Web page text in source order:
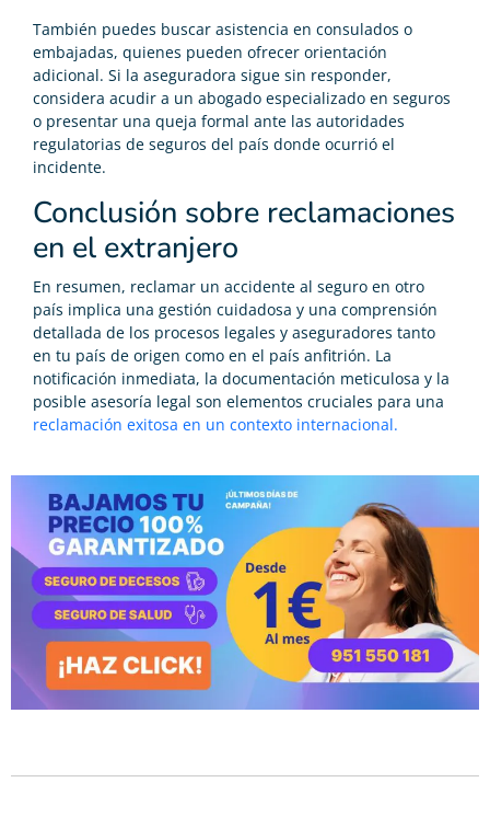
También puedes buscar asistencia en consulados o
embajadas, quienes pueden ofrecer orientación
adicional. Si la aseguradora sigue sin responder,
considera acudir a un abogado especializado en seguros
o presentar una queja formal ante las autoridades
regulatorias de seguros del país donde ocurrió el
incidente.
Conclusión sobre reclamaciones
en el extranjero
En resumen, reclamar un accidente al seguro en otro
país implica una gestión cuidadosa y una comprensión
detallada de los procesos legales y aseguradores tanto
en tu país de origen como en el país anfitrión. La
notificación inmediata, la documentación meticulosa y la
posible asesoría legal son elementos cruciales para una
reclamación exitosa en un contexto internacional.